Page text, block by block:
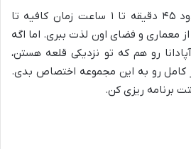
برای خود قلعه شوش، حدود ۴۵ دقیقه تا ۱ ساعت زمان کافیه تا
معماری و فضای اون لذت ببری. اما اگه
رو هم که تو نزدیکی قلعه هستن،
کامل رو به این مجموعه اختصاص بدی.
برنامه ریزی کن.